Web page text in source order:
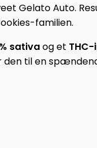
Gelato Auto.
familien.
sativaog et THC-
til en